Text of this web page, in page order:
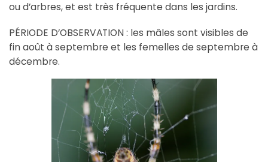
ou d’arbres, et est très fréquente dans les jardins.
PÉRIODE D’OBSERVATION : les mâles sont visibles de
fin août à septembre et les femelles de septembre à
décembre.